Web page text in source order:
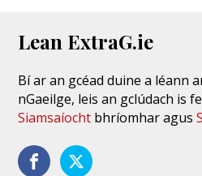
Lean ExtraG.ie
Bí ar an gcéad duine a léann
nGaeilge, leis an gclúdach is
Siamsaíocht bhríomhar agus